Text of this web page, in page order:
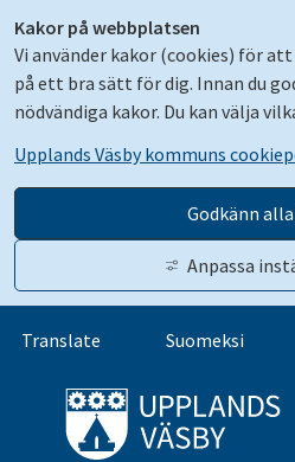
Kakor på webbplatsen
Vi använder kakor (cookies) för
på ett bra sätt för dig. Innan du
nödvändiga kakor. Du kan välja
Upplands Väsby kommuns
Godkänn
Anpassa
Gå till innehåll
Translate Suomeksi